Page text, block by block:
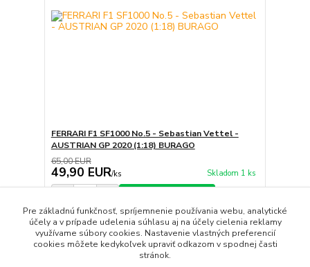
FERRARI F1 SF1000 No.5 - Sebastian Vettel -
AUSTRIAN GP 2020 (1:18) BURAGO
65,00 EUR
49,90 EUR/ks Skladom 1 ks
strana z 1
Pre základnú funkčnosť, spríjemnenie používania webu, analytické
účely a v prípade udelenia súhlasu aj na účely cielenia reklamy
využívame súbory cookies. Nastavenie vlastných preferencií
cookies môžete kedykoľvek upraviť odkazom v spodnej časti
stránok.